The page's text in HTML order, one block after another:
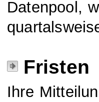
Datenpool,
Fristen
Ihre